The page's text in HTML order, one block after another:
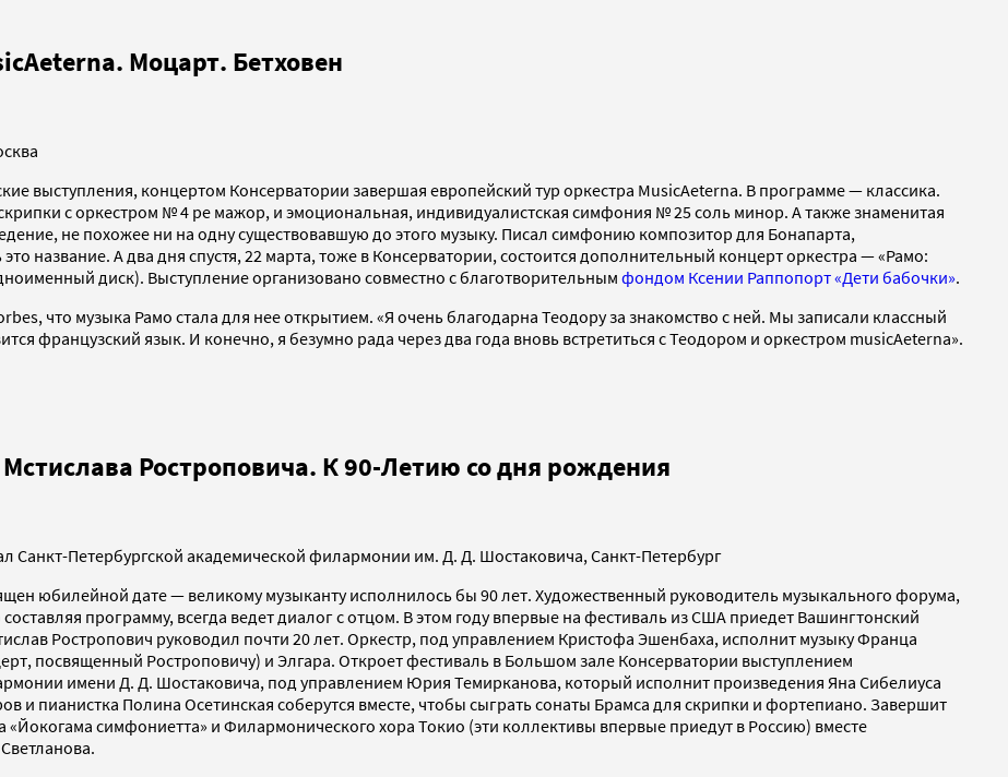
Моцарт. Бетховен
выступления, концертом Консерватории завершая европейский тур оркестра MusicAeterna. В программе — классика.
с оркестром № 4 ре мажор, и эмоциональная, индивидуалистская симфония № 25 соль минор. А также знаменитая
не похожее ни на одну существовавшую до этого музыку. Писал симфонию композитор для Бонапарта,
название. А два дня спустя, 22 марта, тоже в Консерватории, состоится дополнительный концерт оркестра — «Рамо:
диск). Выступление организовано совместно с благотворительным фондом Ксении Раппопорт «Дети бабочки».
что музыка Рамо стала для нее открытием. «Я очень благодарна Теодору за знакомство с ней. Мы записали классный
французский язык. И конечно, я безумно рада через два года вновь встретиться с Теодором и оркестром musicAeterna».
Ростроповича. К 90-Летию со дня рождения
Санкт-Петербургской академической филармонии им. Д. Д. Шостаковича, Санкт-Петербург
юбилейной дате — великому музыканту исполнилось бы 90 лет. Художественный руководитель музыкального форума,
программу, всегда ведет диалог с отцом. В этом году впервые на фестиваль из США приедет Вашингтонский
Ростропович руководил почти 20 лет. Оркестр, под управлением Кристофа Эшенбаха, исполнит музыку Франца
посвященный Ростроповичу) и Элгара. Откроет фестиваль в Большом зале Консерватории выступлением
имени Д. Д. Шостаковича, под управлением Юрия Темирканова, который исполнит произведения Яна Сибелиуса
и пианистка Полина Осетинская соберутся вместе, чтобы сыграть сонаты Брамса для скрипки и фортепиано. Завершит
симфониетта» и Филармонического хора Токио (эти коллективы впервые приедут в Россию) вместе